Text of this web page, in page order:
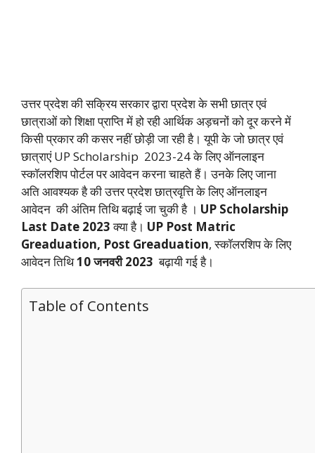
उत्तर प्रदेश की सक्रिय सरकार द्वारा प्रदेश के सभी छात्र एवं
छात्राओं को शिक्षा प्राप्ति में हो रही आर्थिक अड़चनों को दूर करने में
किसी प्रकार की कसर नहीं छोड़ी जा रही है। यूपी के जो छात्र एवं
छात्राएं UP Scholarship 2023-24 के लिए ऑनलाइन
स्कॉलरशिप पोर्टल पर आवेदन करना चाहते हैं। उनके लिए जाना
अति आवश्यक है की उत्तर प्रदेश छात्रवृत्ति के लिए ऑनलाइन
आवेदन की अंतिम तिथि बढ़ाई जा चुकी है । UP Scholarship
Last Date 2023क्या है। UP Post Matric
Greaduation, Post Greaduation, स्कॉलरशिप के लिए
आवेदन तिथि10 जनवरी 2023 बढ़ायी गई है।
Table of Contents